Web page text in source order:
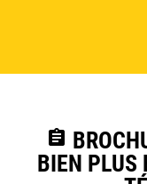
assignment
BIEN PLUS